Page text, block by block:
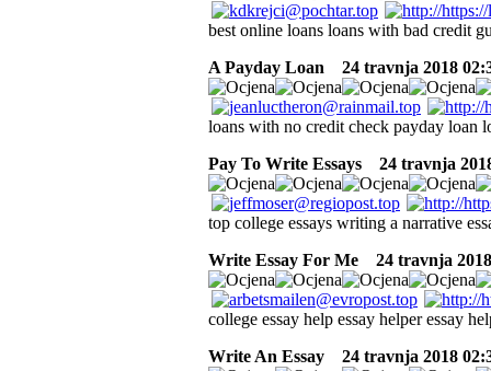
best online loans loans with bad credit
A Payday Loan
24 travnja 2018
loans with no credit check payday loan
Pay To Write Essays
24 travnja
top college essays writing a narrative
Write Essay For Me
24 travnja
college essay help essay helper essay
Write An Essay
24 travnja 2018